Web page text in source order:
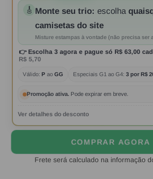
🎸 Monte seu trio: escolha
camisetas do site
Misture estampas à vontade (não precisa ser
👉 Escolha 3 agora e pague só R$ 63,00
R$ 5,70
Válido: P ao GG Especiais G1 ao G4: 3 por R$
Promoção ativa. Pode expirar em breve.
Ver detalhes do desconto
COMPRAR AGORA
Frete será calculado na informação